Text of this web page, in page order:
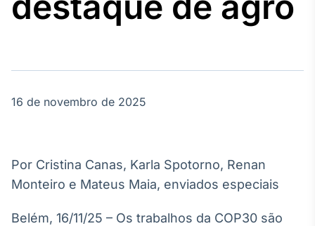
Agro
tempo real
Broadcast
16 de novembro de 2025
Por Cristina Canas, Karla Spotorno, Renan
Monteiro e Mateus Maia, enviados especiais
Belém, 16/11/25 – Os trabalhos da COP30 são